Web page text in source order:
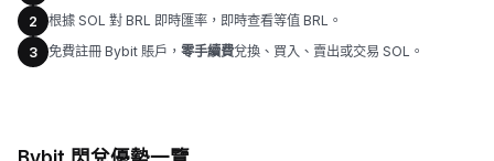
2
根據 SOL 對 BRL 即時匯率，即時查看等值 BRL。
3
免費註冊 Bybit 賬戶， 零手續費兌換、買入、賣出或交易 SOL。